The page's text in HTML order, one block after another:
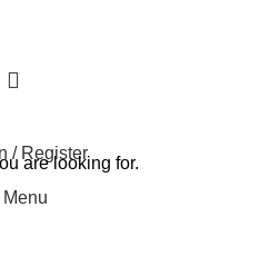
/ Register
Menu
are looking for.